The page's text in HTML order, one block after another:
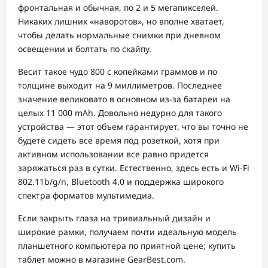
фронтальная и обычная, по 2 и 5 мегапикселей.
Никаких лишних «наворотов», но вполне хватает,
чтобы делать нормальные снимки при дневном
освещении и болтать по скайпу.
Весит такое чудо 800 с копейками граммов и по
толщине выходит на 9 миллиметров. Последнее
значение великовато в основном из-за батареи на
целых 11 000 mAh. Довольно недурно для такого
устройства — этот объем гарантирует, что вы точно не
будете сидеть все время под розеткой, хотя при
активном использовании все равно придется
заряжаться раз в сутки. Естественно, здесь есть и Wi-Fi
802.11b/g/n, Bluetooth 4.0 и поддержка широкого
спектра форматов мультимедиа.
Если закрыть глаза на тривиальный дизайн и
широкие рамки, получаем почти идеальную модель
планшетного компьютера по приятной цене; купить
таблет можно в магазине GearBest.com.